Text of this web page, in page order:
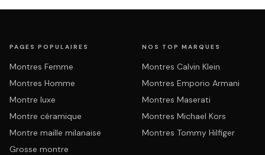
PAGES POPULAIRES
Montres Femme
Montres Homme
Montre luxe
Montre céramique
Montre maille milanaise
Grosse montre
NOS TOP MARQUES
Montres Calvin Klein
Montres Emporio Armani
Montres Maserati
Montres Michael Kors
Montres Tommy Hilfiger